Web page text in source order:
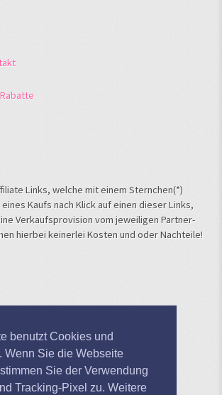
benutzt Cookies und
Wenn Sie die Webseite
Sie der Verwendung
Tracking-Pixel zu. Weitere
Links, welche mit einem Sternchen(*)
Kaufs nach Klick auf einen dieser Links,
Verkaufsprovision vom jeweiligen Partner-
hierbei keinerlei Kosten und oder Nachteile!